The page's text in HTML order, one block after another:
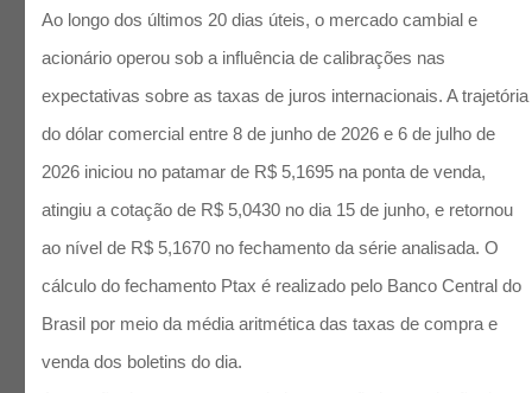
Ao longo dos últimos 20 dias úteis, o mercado cambial e
acionário operou sob a influência de calibrações nas
expectativas sobre as taxas de juros internacionais. A trajetória
do dólar comercial entre 8 de junho de 2026 e 6 de julho de
2026 iniciou no patamar de R$ 5,1695 na ponta de venda,
atingiu a cotação de R$ 5,0430 no dia 15 de junho, e retornou
ao nível de R$ 5,1670 no fechamento da série analisada. O
cálculo do fechamento Ptax é realizado pelo Banco Central do
Brasil por meio da média aritmética das taxas de compra e
venda dos boletins do dia.